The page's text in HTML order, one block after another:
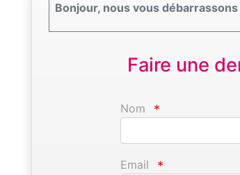
Bonjour, nous vous
Faire une
Nom *
Email *